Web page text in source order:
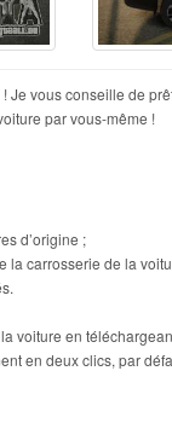
Je vous conseille de
par vous-même !
d’origine ;
la carrosserie de la
voiture en
en deux clics, par